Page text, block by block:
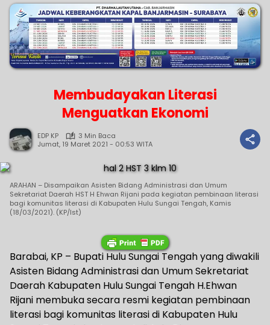
Membudayakan Literasi
Menguatkan Ekonomi
EDP KP
3 Min Baca
Jumat, 19 Maret 2021 - 00:53 WITA
ARAHAN – Disampaikan Asisten Bidang Administrasi dan Umum
Sekretariat Daerah HST H Ehwan Rijani pada kegiatan pembinaan literasi
bagi komunitas literasi di Kabupaten Hulu Sungai Tengah, Kamis
(18/03/2021). (KP/Ist)
Barabai, KP – Bupati Hulu Sungai Tengah yang diwakili
Asisten Bidang Administrasi dan Umum Sekretariat
Daerah Kabupaten Hulu Sungai Tengah H.Ehwan
Rijani membuka secara resmi kegiatan pembinaan
literasi bagi komunitas literasi di Kabupaten Hulu